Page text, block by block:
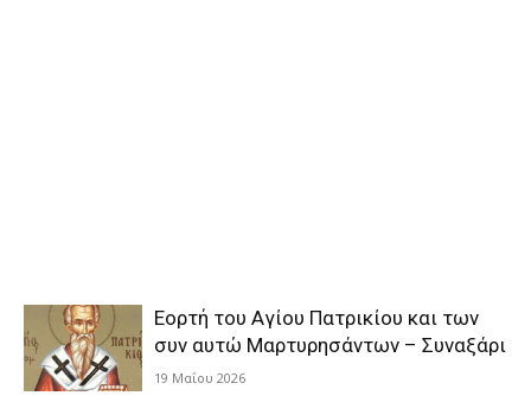
Εορτή του Αγίου Πατρικίου και των
συν αυτώ Μαρτυρησάντων – Συναξάρι
19 Μαΐου 2026